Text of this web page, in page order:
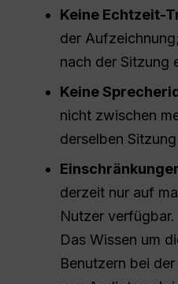
Keine Echtzeit-
der
nach der Sitzung
Keine
nicht zwischen
derselben
derzeit nur auf
Nutzer verfügbar.
Das Wissen um
Benutzern bei